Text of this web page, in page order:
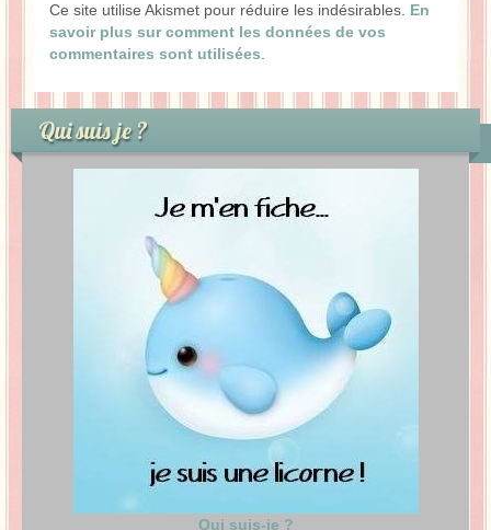
Ce site utilise Akismet pour réduire les indésirables. En
savoir plus sur comment les données de vos
commentaires sont utilisées.
Qui suis je ?
Qui suis-je ?